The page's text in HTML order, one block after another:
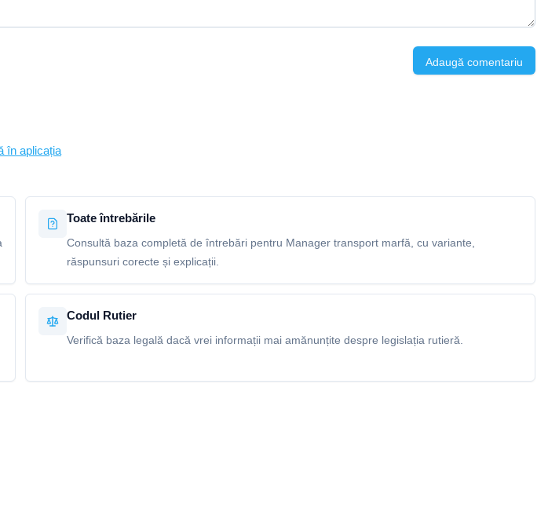
Adaugă comentariu
în aplicația
Toate întrebările
Consultă baza completă de întrebări pentru Manager transport marfă, cu variante,
răspunsuri corecte și explicații.
Codul Rutier
Verifică baza legală dacă vrei informații mai amănunțite despre legislația rutieră.